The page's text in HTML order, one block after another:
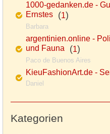
1000-gedanken.de -
Ernstes (1)
Barbara
argentinien.online -
und Fauna (1)
Paco de Buenos Aires
KieuFashionArt.de -
Daniel
Kategorien